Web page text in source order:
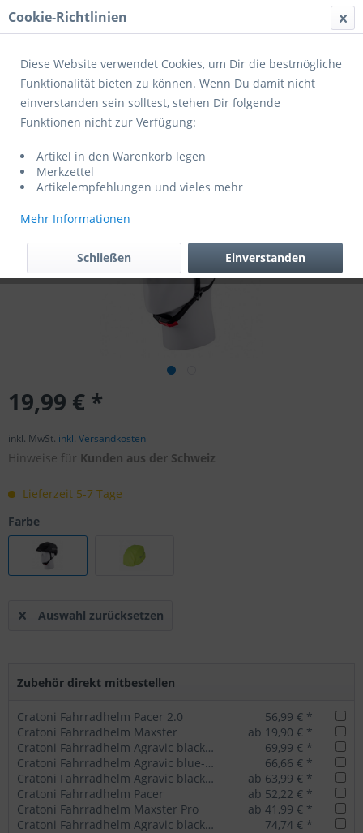
Menü
Übersicht Helm-Zubehör
19,99 € *
inkl. MwSt. inkl. Versandkosten
Hinweise für Kunden aus der Schweiz
Lieferzeit 5-7 Tage
Farbe
Auswahl zurücksetzen
Zubehör direkt mitbestellen
Cratoni Fahrradhelm Pacer 2.0
56,99 € *
Cratoni Fahrradhelm Maxster
ab 19,90 € *
Cratoni Fahrradhelm Agravic black-red matt
69,99 € *
Cratoni Fahrradhelm Agravic blue-lime matt
66,66 € *
Cratoni Fahrradhelm Agravic black matt
ab 63,99 € *
Cratoni Fahrradhelm Pacer
ab 52,22 € *
Cratoni Fahrradhelm Maxster Pro
ab 41,99 € *
Cratoni Fahrradhelm Agravic black-lime matt
74,74 € *
Cookie-Richtlinien
Diese Website verwendet Cookies, um Dir die bestmögliche
Funktionalität bieten zu können. Wenn Du damit nicht
einverstanden sein solltest, stehen Dir folgende
Funktionen nicht zur Verfügung:
Artikel in den Warenkorb legen
Merkzettel
Artikelempfehlungen und vieles mehr
Mehr Informationen
Einverstanden
Schließen